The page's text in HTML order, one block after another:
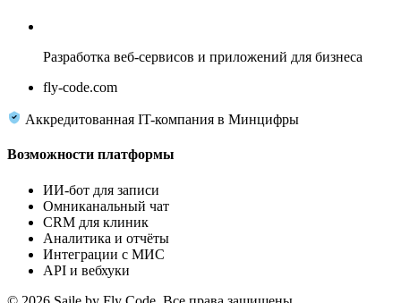
Разработка веб-сервисов и приложений для бизнеса
fly-code.com
Аккредитованная IT-компания в Минцифры
Возможности платформы
ИИ-бот для записи
Омниканальный чат
CRM для клиник
Аналитика и отчёты
Интеграции с МИС
API и вебхуки